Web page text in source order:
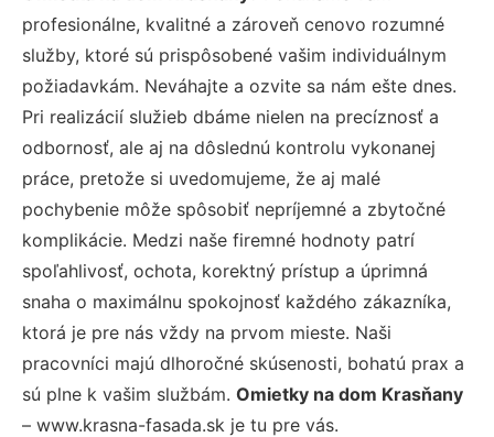
profesionálne, kvalitné a zároveň cenovo rozumné
služby, ktoré sú prispôsobené vašim individuálnym
požiadavkám. Neváhajte a ozvite sa nám ešte dnes.
Pri realizácií služieb dbáme nielen na precíznosť a
odbornosť, ale aj na dôslednú kontrolu vykonanej
práce, pretože si uvedomujeme, že aj malé
pochybenie môže spôsobiť nepríjemné a zbytočné
komplikácie. Medzi naše firemné hodnoty patrí
spoľahlivosť, ochota, korektný prístup a úprimná
snaha o maximálnu spokojnosť každého zákazníka,
ktorá je pre nás vždy na prvom mieste. Naši
pracovníci majú dlhoročné skúsenosti, bohatú prax a
sú plne k vašim službám. Omietky na dom Krasňany
– www.krasna-fasada.sk je tu pre vás.